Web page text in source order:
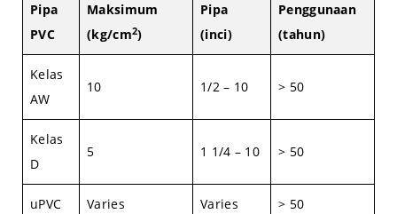
Pipa
PVC
Maksimum
(kg/cm2)
Pipa
(inci)
Penggunaan
(tahun)
Kelas
AW
10 1/2 – 10 > 50
Kelas
D
5 1 1/4 – 10 > 50
uPVC Varies Varies > 50